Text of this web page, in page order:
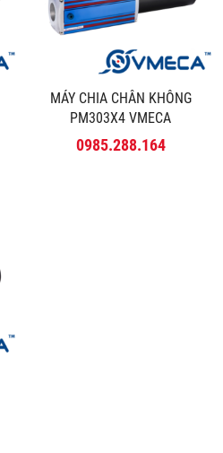
MÁY CHIA CHÂN KHÔNG
PM303X4 VMECA
0985.288.164